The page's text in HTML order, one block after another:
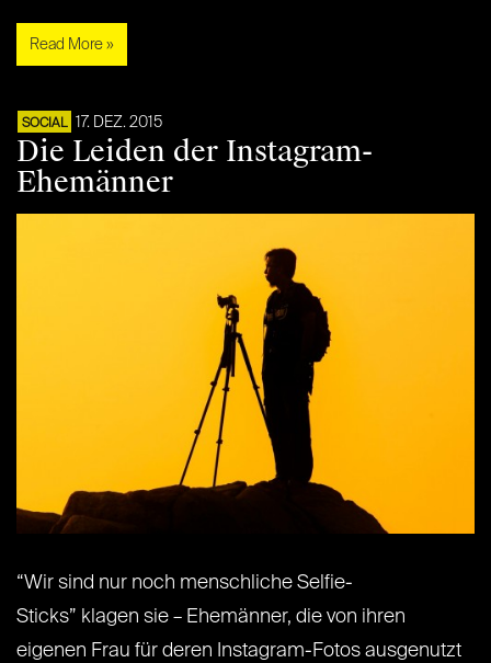
Read More »
SOCIAL 17. DEZ. 2015
Die Leiden der Instagram-
Ehemänner
“Wir sind nur noch menschliche Selfie-
Sticks” klagen sie – Ehemänner, die von ihren
eigenen Frau für deren Instagram-Fotos ausgenutzt